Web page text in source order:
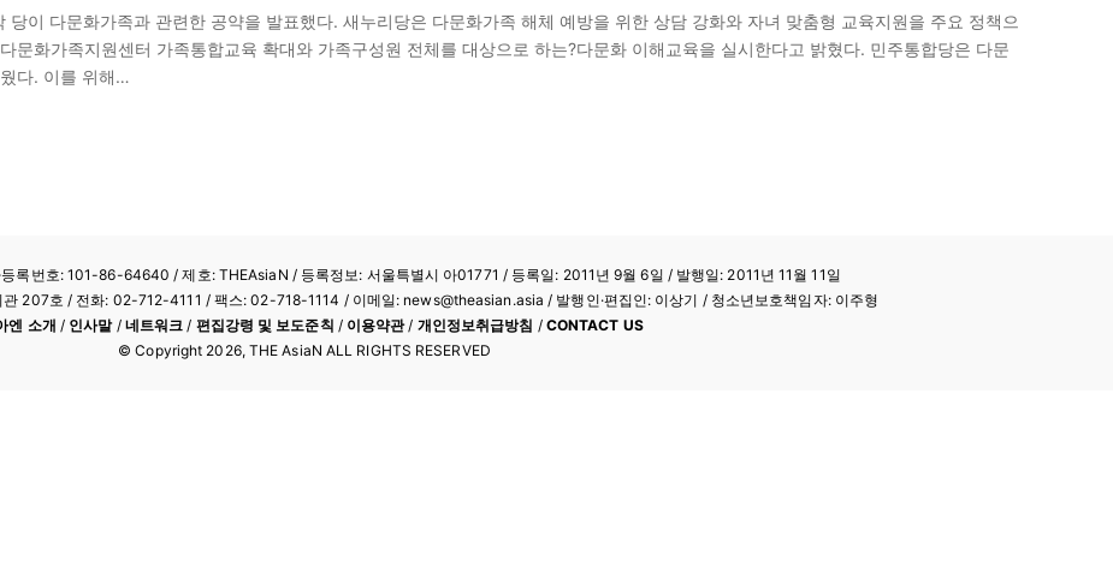
당이 다문화가족과 관련한 공약을 발표했다. 새누리당은 다문화가족 해체 예방을 위한 상담 강화와 자녀 맞춤형 교육지원을 주요 정책으
문화가족지원센터 가족통합교육 확대와 가족구성원 전체를 대상으로 하는?다문화 이해교육을 실시한다고 밝혔다. 민주통합당은 다문
다. 이를 위해…
등록번호: 101-86-64640 / 제호: THEAsiaN / 등록정보: 서울특별시 아01771 / 등록일: 2011년 9월 6일 / 발행일: 2011년 11월 11일
관 207호 / 전화: 02-712-4111 / 팩스: 02-718-1114 / 이메일: news@theasian.asia / 발행인·편집인: 이상기 / 청소년보호책임자: 이주형
엔 소개 / 인사말/ 네트워크 / 편집강령 및 보도준칙 / 이용약관/ 개인정보취급방침 / CONTACT US
© Copyright 2026, THE AsiaN ALL RIGHTS RESERVED